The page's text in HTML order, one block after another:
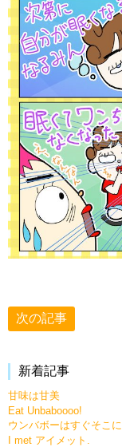
次の記事
新着記事
甘味は甘美
Eat Unbaboooo!
ウンバボーはすぐそこに
I met アイメット.